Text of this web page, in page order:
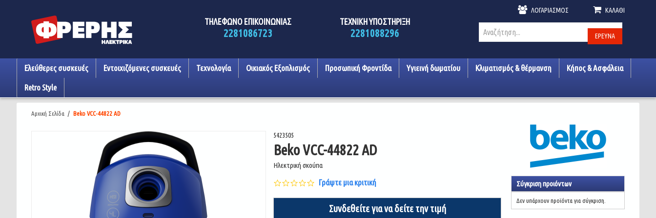
ΤΗΛΕΦΩΝΟ ΕΠΙΚΟΙΝΩΝΙΑΣ
2281086723
ΤΕΧΝΙΚΗ ΥΠΟΣΤΗΡΙΞΗ
2281088296
ΛΟΓΑΡΙΑΣΜΌΣ ΚΑΛΆΘΙ
ΈΡΕΥΝΑ
Ελεύθερες συσκευές Εντοιχιζόμενες συσκευές Τεχνολογία Οικιακός Εξοπλισμός Προσωπική Φροντίδα Υγιεινή δωματίου Κλιματισμός & θέρμανση Κήπος & Ασφάλεια
Retro Style
Αρχική Σελίδα / Beko VCC-44822 AD
5423505
Beko VCC-44822 AD
Ηλεκτρική σκούπα
0.0
star
rating
Γράψτε μια κριτική
Συνδεθείτε για να δείτε την τιμή
Σύγκριση προιόντων
Δεν υπάρχουν προϊόντα για σύγκριση.